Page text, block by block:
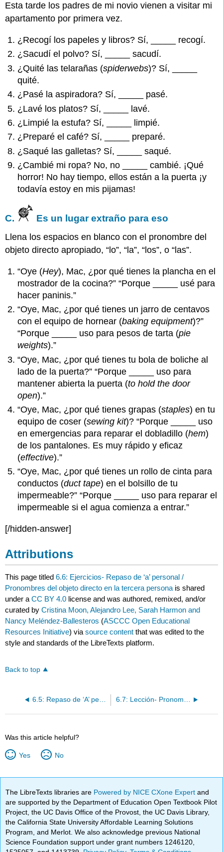
Esta tarde los padres de mi novio vienen a visitar mi
apartamento por primera vez.
¿Recogí los papeles y libros? Sí, _____ recogí.
¿Sacudí el polvo? Sí, _____ sacudí.
¿Quité las telarañas (spiderwebs)? Sí, _____
quité.
¿Pasé la aspiradora? Sí, _____ pasé.
¿Lavé los platos? Sí, _____ lavé.
¿Limpié la estufa? Sí, _____ limpié.
¿Preparé el café? Sí, _____ preparé.
¿Saqué las galletas? Sí, _____ saqué.
¿Cambié mi ropa? No, no _____ cambié. ¡Qué
horror! No hay tiempo, ellos están a la puerta ¡y
todavía estoy en mis pijamas!
C. Es un lugar extraño para eso
Llena los espacios en blanco con el pronombre del
objeto directo apropiado, “lo”, “la”, “los”, o “las”.
“Oye (Hey), Mac, ¿por qué tienes la plancha en el
mostrador de la cocina?” “Porque _____ usé para
hacer paninis.”
“Oye, Mac, ¿por qué tienes un jarro de centavos
con el equipo de hornear (baking equipment)?”
“Porque _____ uso para pesos de tarta (pie
weights).”
“Oye, Mac, ¿por qué tienes tu bola de boliche al
lado de la puerta?” “Porque _____ uso para
mantener abierta la puerta (to hold the door
open).”
“Oye, Mac, ¿por qué tienes grapas (staples) en tu
equipo de coser (sewing kit)? “Porque _____ uso
en emergencias para reparar el dobladillo (hem)
de los pantalones. Es muy rápido y eficaz
(effective).”
“Oye, Mac, ¿por qué tienes un rollo de cinta para
conductos (duct tape) en el bolsillo de tu
impermeable?” “Porque _____ uso para reparar el
impermeable si el agua comienza a entrar.”
[/hidden-answer]
Attributions
This page titled6.6: Ejercicios- Repaso de ‘a’ personal /
Pronombres del objeto directo en la tercera persona is shared
under aCC BY 4.0 license and was authored, remixed, and/or
curated byCristina Moon, Alejandro Lee, Sarah Harmon and
Nancy Meléndez-Ballesteros (ASCCC Open Educational
Resources Initiative) viasource content that was edited to the
style and standards of the LibreTexts platform.
Back to top
6.5: Repaso de ‘A’ personal / Pronombres del objeto directo en la tercera persona 6.7: Lección- Pronombres de objetos indirectos
Was this article helpful?
Yes No
The LibreTexts libraries are Powered by NICE CXone Expertand
are supported by the Department of Education Open Textbook Pilot
Project, the UC Davis Office of the Provost, the UC Davis Library,
the California State University Affordable Learning Solutions
Program, and Merlot. We also acknowledge previous National
Science Foundation support under grant numbers 1246120,